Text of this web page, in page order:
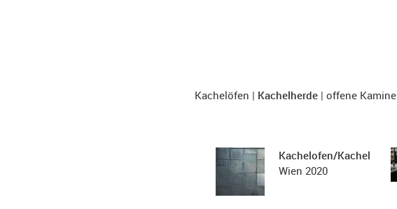
Kachelöfen | Kachelherde | offene Kamine
Kachelofen/Kachelherd
Wien 2020